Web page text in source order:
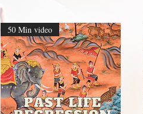
50 Min video